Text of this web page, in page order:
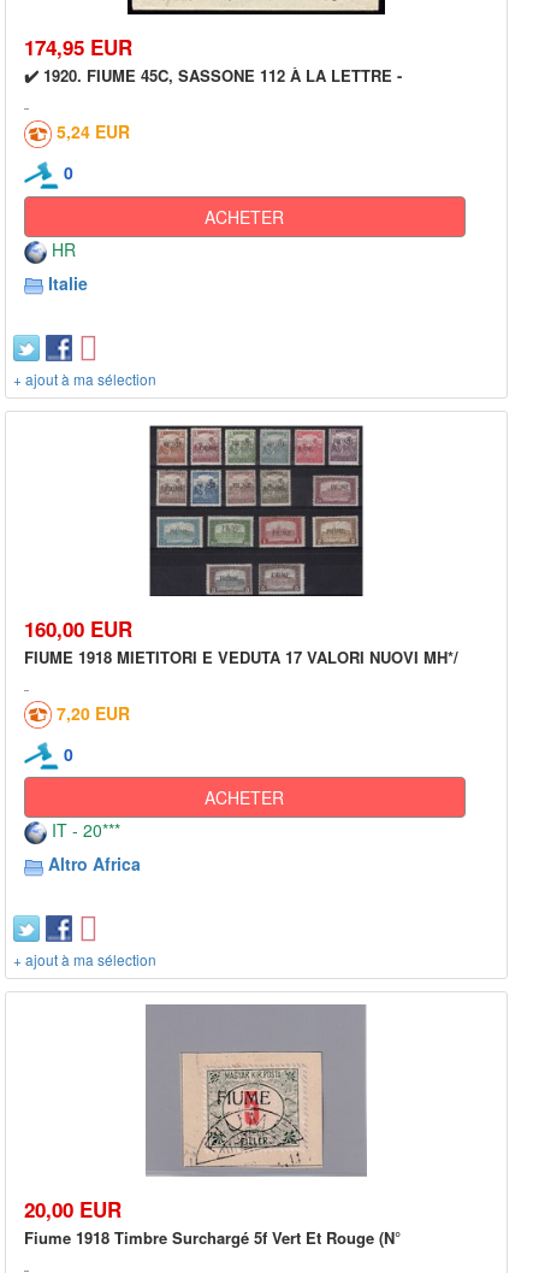
174,95 EUR
✔️ 1920. FIUME 45C, SASSONE 112 À LA LETTRE -
5,24 EUR
0
ACHETER
HR
Italie
+ ajout à ma sélection
160,00 EUR
FIUME 1918 MIETITORI E VEDUTA 17 VALORI NUOVI MH*/
7,20 EUR
0
ACHETER
IT - 20***
Altro Africa
+ ajout à ma sélection
20,00 EUR
Fiume 1918 Timbre Surchargé 5f Vert Et Rouge (N°